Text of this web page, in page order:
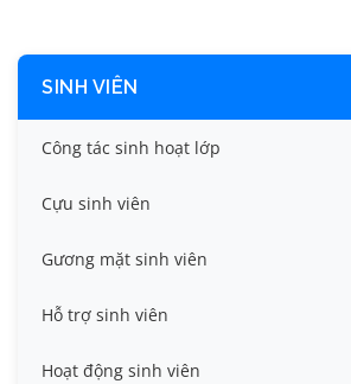
SINH VIÊN
Công tác sinh hoạt lớp
Cựu sinh viên
Gương mặt sinh viên
Hỗ trợ sinh viên
Miễn giảm học phí
Hoạt động sinh viên